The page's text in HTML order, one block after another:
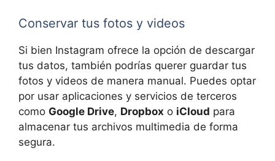
Conservar tus fotos y videos
Si bien Instagram ofrece la opción de descargar
tus datos, también podrías querer guardar tus
fotos y videos de manera manual. Puedes optar
por usar aplicaciones y servicios de terceros
como Google Drive, Dropbox o iCloud para
almacenar tus archivos multimedia de forma
segura.